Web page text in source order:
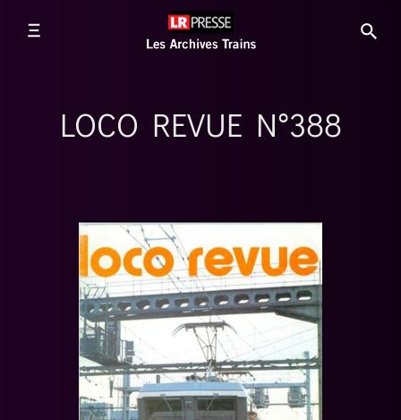
LOCO REVUE N°388